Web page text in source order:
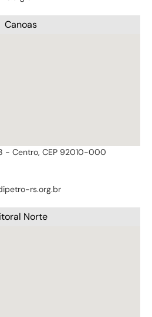
Canoas
- Centro, CEP 92010-000
rs.org.br
Norte